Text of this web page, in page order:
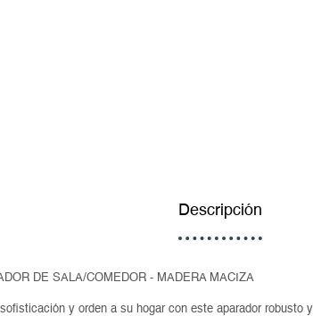
Descripción
DE SALA/COMEDOR - MADERA MACIZA
y orden a su hogar con este aparador robusto